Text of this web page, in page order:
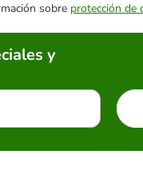
sobre protección de
y